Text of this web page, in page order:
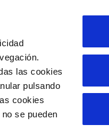
las cookies
pulsando
cookies
se pueden
PORTAL DE